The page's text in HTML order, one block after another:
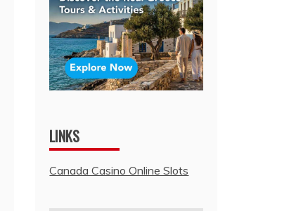
LINKS
Canada Casino Online Slots